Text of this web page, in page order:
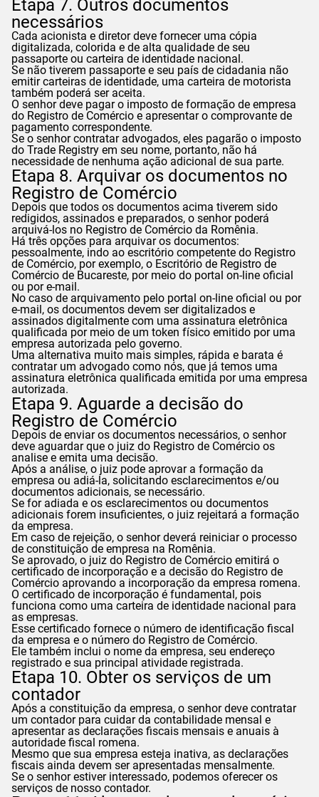
Etapa 7. Outros documentos
necessários
Cada acionista e diretor deve fornecer uma cópia
digitalizada, colorida e de alta qualidade de seu
passaporte ou carteira de identidade nacional.
Se não tiverem passaporte e seu país de cidadania não
emitir carteiras de identidade, uma carteira de motorista
também poderá ser aceita.
O senhor deve pagar o imposto de formação de empresa
do Registro de Comércio e apresentar o comprovante de
pagamento correspondente.
Se o senhor contratar advogados, eles pagarão o imposto
do Trade Registry em seu nome, portanto, não há
necessidade de nenhuma ação adicional de sua parte.
Etapa 8. Arquivar os documentos no
Registro de Comércio
Depois que todos os documentos acima tiverem sido
redigidos, assinados e preparados, o senhor poderá
arquivá-los no Registro de Comércio da Romênia.
Há três opções para arquivar os documentos:
pessoalmente, indo ao escritório competente do Registro
de Comércio, por exemplo, o Escritório de Registro de
Comércio de Bucareste, por meio do portal on-line oficial
ou por e-mail.
No caso de arquivamento pelo portal on-line oficial ou por
e-mail, os documentos devem ser digitalizados e
assinados digitalmente com uma assinatura eletrônica
qualificada por meio de um token físico emitido por uma
empresa autorizada pelo governo.
Uma alternativa muito mais simples, rápida e barata é
contratar um advogado como nós, que já temos uma
assinatura eletrônica qualificada emitida por uma empresa
autorizada.
Etapa 9. Aguarde a decisão do
Registro de Comércio
Depois de enviar os documentos necessários, o senhor
deve aguardar que o juiz do Registro de Comércio os
analise e emita uma decisão.
Após a análise, o juiz pode aprovar a formação da
empresa ou adiá-la, solicitando esclarecimentos e/ou
documentos adicionais, se necessário.
Se for adiada e os esclarecimentos ou documentos
adicionais forem insuficientes, o juiz rejeitará a formação
da empresa.
Em caso de rejeição, o senhor deverá reiniciar o processo
de constituição de empresa na Romênia.
Se aprovado, o juiz do Registro de Comércio emitirá o
certificado de incorporação e a decisão do Registro de
Comércio aprovando a incorporação da empresa romena.
O certificado de incorporação é fundamental, pois
funciona como uma carteira de identidade nacional para
as empresas.
Esse certificado fornece o número de identificação fiscal
da empresa e o número do Registro de Comércio.
Ele também inclui o nome da empresa, seu endereço
registrado e sua principal atividade registrada.
Etapa 10. Obter os serviços de um
contador
Após a constituição da empresa, o senhor deve contratar
um contador para cuidar da contabilidade mensal e
apresentar as declarações fiscais mensais e anuais à
autoridade fiscal romena.
Mesmo que sua empresa esteja inativa, as declarações
fiscais ainda devem ser apresentadas mensalmente.
Se o senhor estiver interessado, podemos oferecer os
serviços de nosso contador.